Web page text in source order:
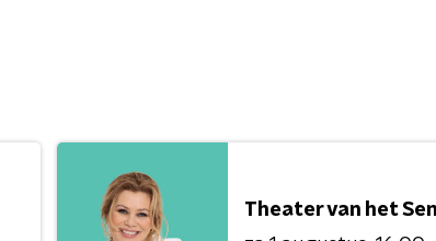
Theater van het